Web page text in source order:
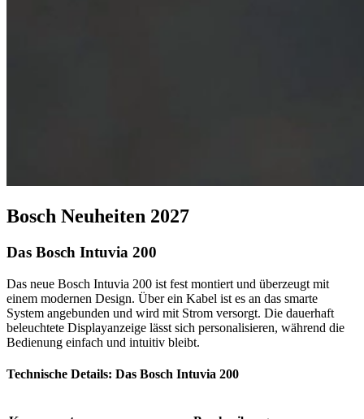
Bosch Neuheiten 2027
Das Bosch Intuvia 200
Das neue Bosch Intuvia 200 ist fest montiert und überzeugt mit
einem modernen Design. Über ein Kabel ist es an das smarte
System angebunden und wird mit Strom versorgt. Die dauerhaft
beleuchtete Displayanzeige lässt sich personalisieren, während die
Bedienung einfach und intuitiv bleibt.
Technische Details: Das Bosch Intuvia 200